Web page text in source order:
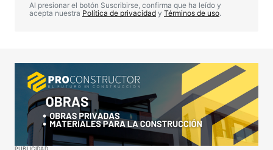
Comentario*
Your Name*
Your E-mail*
Al presionar el botón Suscribirse, confirma que ha leído y
acepta nuestra Política de privacidad y Términos de uso.
PUBLICIDAD